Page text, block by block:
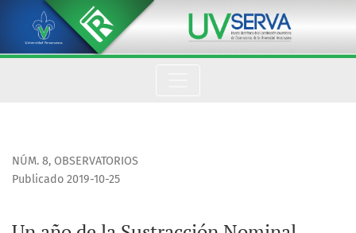
Un año de la Sustracción Nominal Básica (SNB) imagen del
NÚM. 8, OBSERVATORIOS
Publicado 2019-10-25